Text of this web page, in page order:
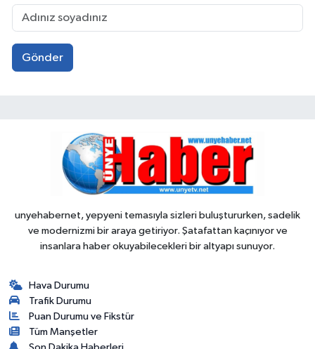
Gönder
unyehabernet, yepyeni temasıyla sizleri buluştururken, sadelik
ve modernizmi bir araya getiriyor. Şatafattan kaçınıyor ve
insanlara haber okuyabilecekleri bir altyapı sunuyor.
Hava Durumu
Trafik Durumu
Puan Durumu ve Fikstür
Tüm Manşetler